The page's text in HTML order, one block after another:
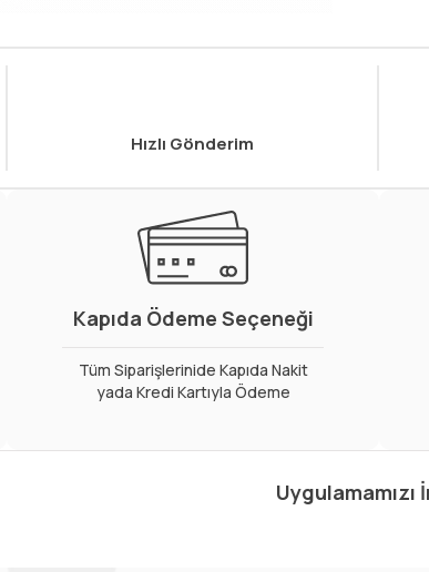
Hızlı Gönderim
Kapıda Ödeme Seçeneği
Tüm Siparişlerinide Kapıda Nakit
yada Kredi Kartıyla Ödeme
Uygulamamızı